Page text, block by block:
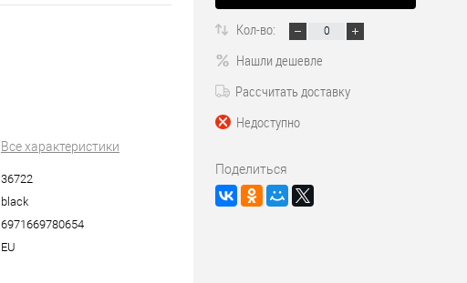
Все характеристики
36722
black
6971669780654
EU
Кол-во:
Нашли дешевле
Рассчитать доставку
Недоступно
Поделиться